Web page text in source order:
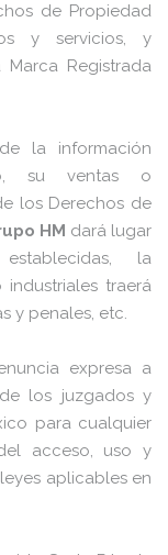
de Propiedad
y servicios, y
Registrada
la información
su ventas o
los Derechos de
HM dará lugar
establecidas, la
traerá
y penales, etc.
expresa a
los juzgados y
para cualquier
acceso, uso y
aplicables en